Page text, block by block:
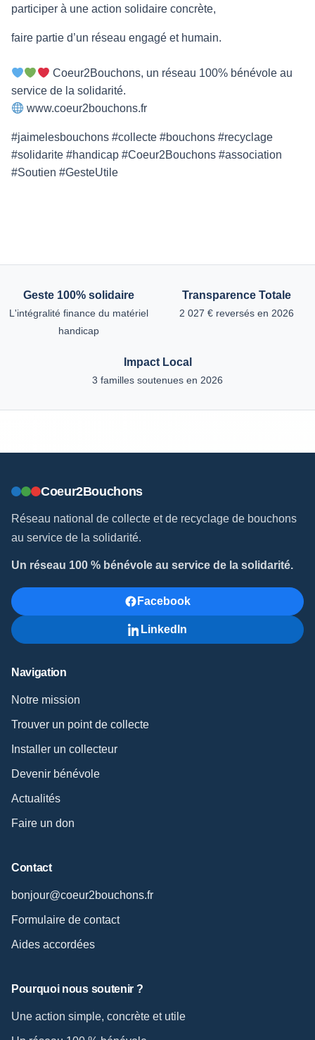
participer à une action solidaire concrète,
faire partie d’un réseau engagé et humain.
Coeur2Bouchons, un réseau 100% bénévole au
service de la solidarité.
www.coeur2bouchons.fr
#jaimelesbouchons #collecte #bouchons #recyclage
#solidarite #handicap #Coeur2Bouchons #association
#Soutien #GesteUtile
Geste 100% solidaire
L'intégralité finance du matériel
handicap
Transparence Totale
2 027 € reversés en 2026
Impact Local
3 familles soutenues en 2026
Coeur2Bouchons
Réseau national de collecte et de recyclage de bouchons
au service de la solidarité.
Un réseau 100 % bénévole au service de la solidarité.
Facebook
LinkedIn
Navigation
Notre mission
Trouver un point de collecte
Installer un collecteur
Devenir bénévole
Actualités
Faire un don
Contact
bonjour@coeur2bouchons.fr
Formulaire de contact
Aides accordées
Pourquoi nous soutenir ?
Une action simple, concrète et utile